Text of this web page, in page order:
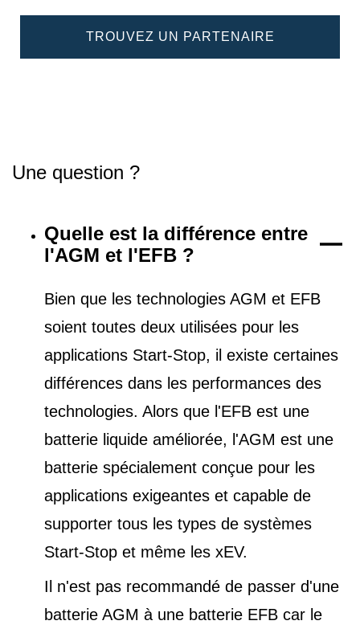
TROUVEZ UN PARTENAIRE
Une question ?
Quelle est la différence entre
l'AGM et l'EFB ?
Bien que les technologies AGM et EFB
soient toutes deux utilisées pour les
applications Start-Stop, il existe certaines
différences dans les performances des
technologies. Alors que l'EFB est une
batterie liquide améliorée, l'AGM est une
batterie spécialement conçue pour les
applications exigeantes et capable de
supporter tous les types de systèmes
Start-Stop et même les xEV.
Il n'est pas recommandé de passer d'une
batterie AGM à une batterie EFB car le